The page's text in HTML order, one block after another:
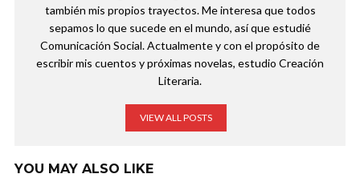
también mis propios trayectos. Me interesa que todos
sepamos lo que sucede en el mundo, así que estudié
Comunicación Social. Actualmente y con el propósito de
escribir mis cuentos y próximas novelas, estudio Creación
Literaria.
VIEW ALL POSTS
YOU MAY ALSO LIKE